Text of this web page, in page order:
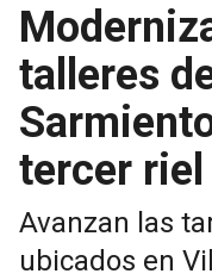
talleres
tercer riel
Avanzan las
ubicados en